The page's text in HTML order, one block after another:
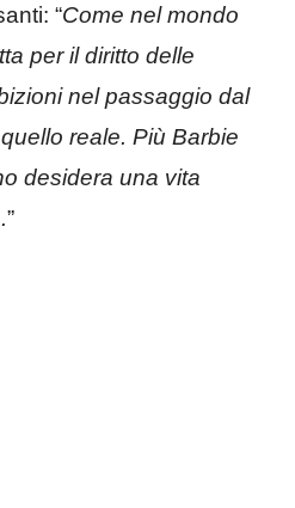
“Come nel mondo
per il diritto delle
nel passaggio dal
reale. Più Barbie
desidera una vita
”